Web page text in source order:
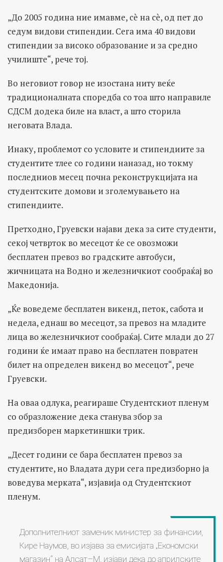
„До 2005 година ние имавме, сè на сè, од пет до
седум видови стипендии. Сега има 40 видови
стипендии за високо образование и за средно
училиште“, рече тој.
Во неговиот говор не изостана ниту веќе
традиционалната споредба со тоа што направиле
СДСМ додека биле на власт, а што сторила
неговата Влада.
Инаку, проблемот со условите и стипендиите за
студентите тлее со години наназад, но токму
последниов месец почна реконструкцијата на
студентските домови и зголемувањето на
стипендиите.
Претходно, Груевски најави дека за сите студенти,
секој четврток во месецот ќе се овозможи
бесплатен превоз во градските автобуси,
жичницата на Водно и железничкиот сообраќај во
Македонија.
„Ќе воведеме бесплатен викенд, петок, сабота и
недела, еднаш во месецот, за превоз на младите
лица во железничкиот сообраќај. Сите млади до 27
години ќе имаат право на бесплатен повратен
билет на определен викенд во месецот“, рече
Груевски.
На оваа одлука, реагираше Студентскиот пленум
со образложение дека станува збор за
предизборен маркетиншки трик.
„Десет години се бара бесплатен превоз за
студентите, но Владата дури сега предизборно ја
воведува мерката“, изјавија од Студентскиот
пленум.
Дополнителниот заменик министер за финансии,
Кире Наумов, во изјава за емисијата „Економски
магазин“ на Алсат–М, изјави дека до априлските